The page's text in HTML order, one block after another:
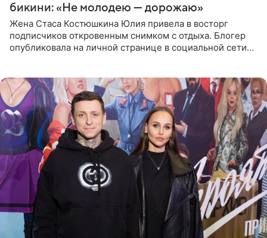
бикини: «Не молодею — дорожаю»
Жена Стаса Костюшкина Юлия привела в восторг
подписчиков откровенным снимком с отдыха. Блогер
опубликовала на личной странице в социальной сети